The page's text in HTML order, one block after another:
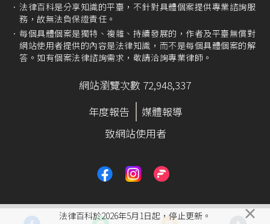
法律百科是分享知識的平臺，不針對具體個案提供專業諮詢服
務，故無法負保證責任。
每個具體個案是獨特、複雜、持續發展的，作者及平臺無償對
網站使用者提供的內容是法律知識，而不是每個具體個案的解
答。如有個案法律諮詢需求，敬請洽詢專業律師。
網站瀏覽次數 72,948,337
年度報告
媒體報導
致網站使用者
法律百科於2026年5月1日起，停止更新。
×